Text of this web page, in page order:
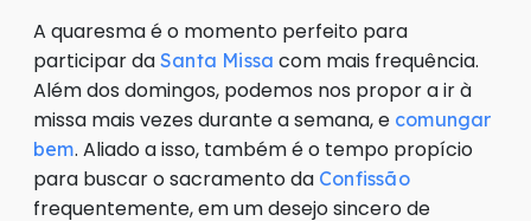
A quaresma é o momento perfeito para
participar da Santa Missa com mais frequência.
Além dos domingos, podemos nos propor a ir à
missa mais vezes durante a semana, e comungar
bem. Aliado a isso, também é o tempo propício
para buscar o sacramento da Confissão
frequentemente, em um desejo sincero de